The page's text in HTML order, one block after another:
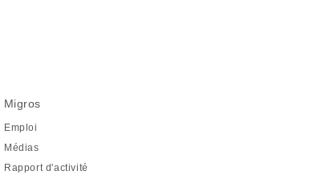
Migros
Emploi
Médias
Rapport d'activité